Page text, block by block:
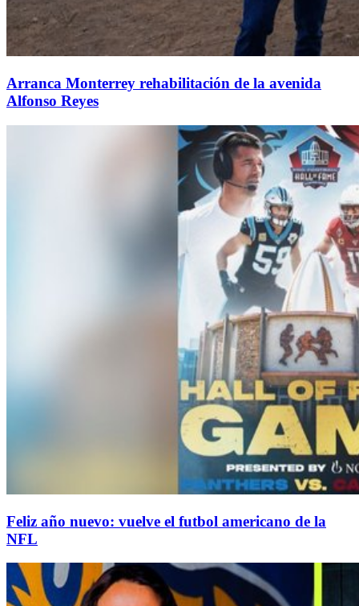
Arranca Monterrey rehabilitación de la avenida
Alfonso Reyes
Feliz año nuevo: vuelve el futbol americano de la
NFL